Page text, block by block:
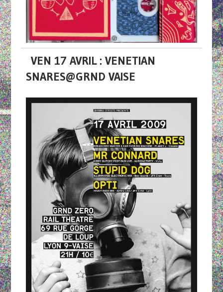
VEN 17 AVRIL : VENETIAN
SNARES@GRND VAISE